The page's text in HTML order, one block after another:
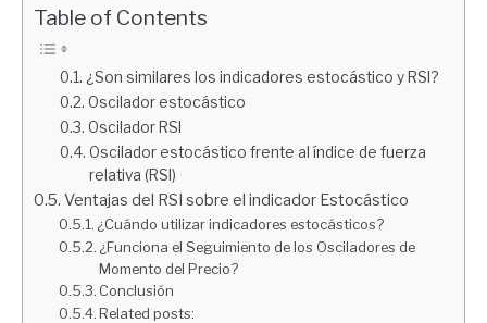
CONTACT
financiera
Table of Contents
¿Son similares los indicadores estocástico y RSI?
Oscilador estocástico
Oscilador RSI
Oscilador estocástico frente al índice de fuerza
relativa (RSI)
Ventajas del RSI sobre el indicador Estocástico
¿Cuándo utilizar indicadores estocásticos?
¿Funciona el Seguimiento de los Osciladores de
Momento del Precio?
Conclusión
Related posts: